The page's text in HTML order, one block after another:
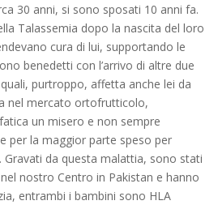
30 anni, si sono sposati 10 anni fa.
Talassemia dopo la nascita del loro
cura di lui, supportando le
benedetti con l’arrivo di altre due
purtroppo, affetta anche lei da
nel mercato ortofrutticolo,
un misero e non sempre
per la maggior parte speso per
da questa malattia, sono stati
nostro Centro in Pakistan e hanno
entrambi i bambini sono HLA